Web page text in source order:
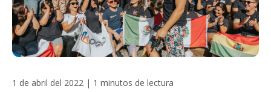
1 de abril del 2022 | 1 minutos de lectura